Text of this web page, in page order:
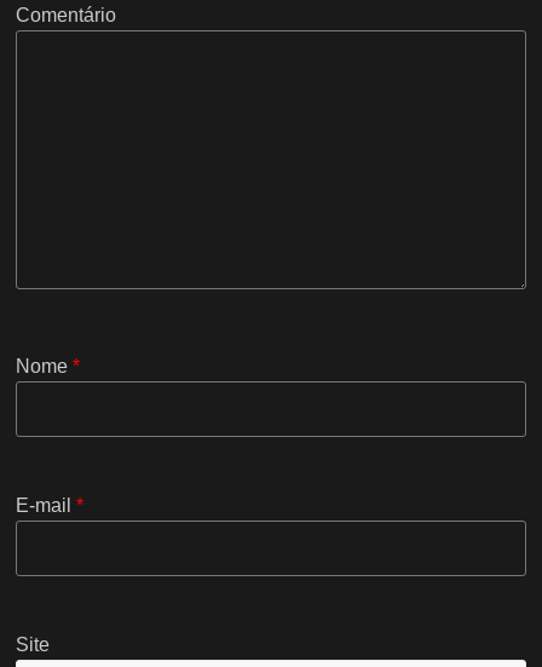
Comentário
Nome*
E-mail*
Site